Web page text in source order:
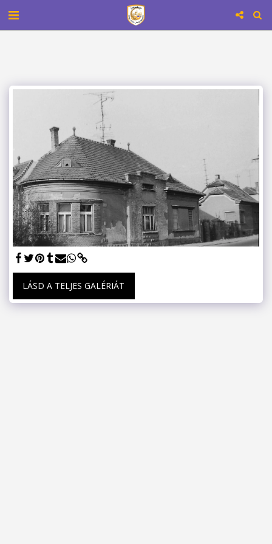
LÁSD A TELJES GALÉRIÁT